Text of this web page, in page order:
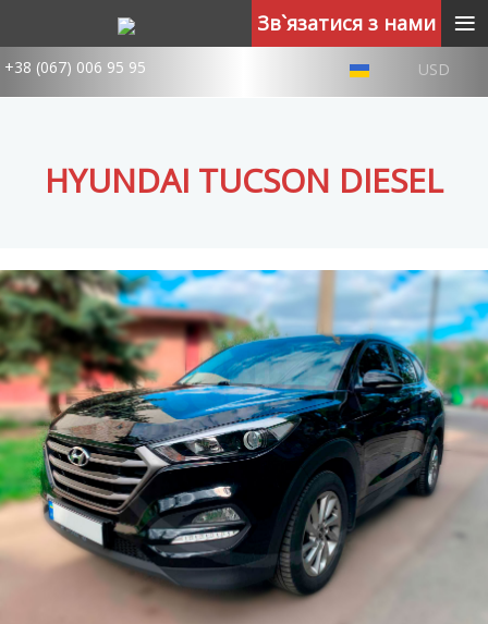
+38 (067) 006 95 95 USD
HYUNDAI TUCSON DIESEL
Зв`язатися з нами ≡